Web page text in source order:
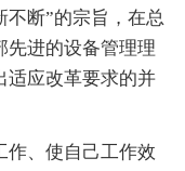
不断”的宗旨，在总
先进的设备管理理
适应改革要求的并
作、使自己工作效